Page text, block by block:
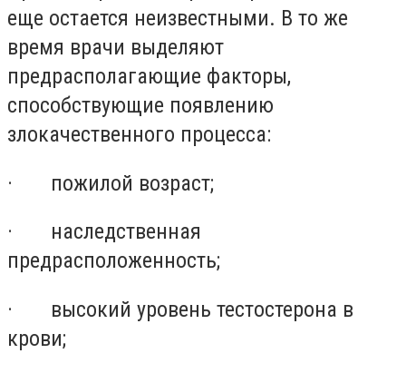
еще остается неизвестными. В то же
время врачи выделяют
предрасполагающие факторы,
способствующие появлению
злокачественного процесса:
· пожилой возраст;
· наследственная
предрасположенность;
· высокий уровень тестостерона в
крови;